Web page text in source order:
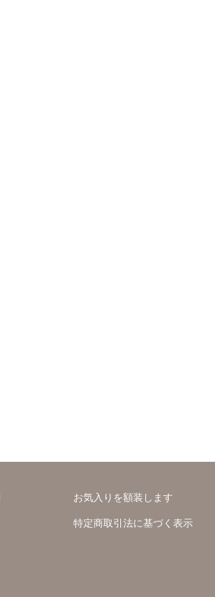
お気入りを額装します
特定商取引法に基づく表示